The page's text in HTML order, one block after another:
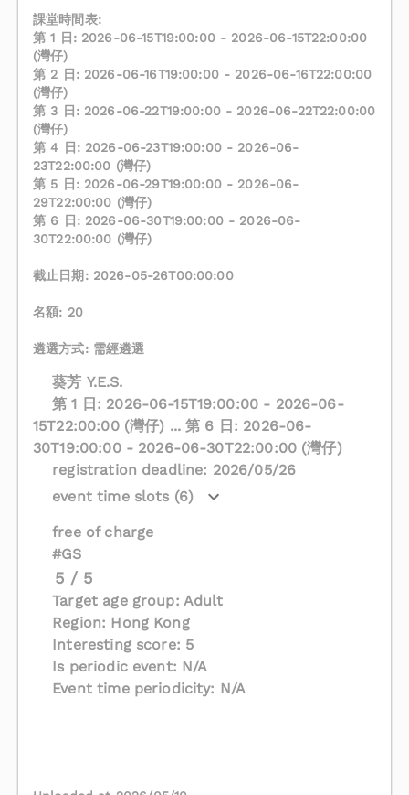
課堂時間表:
第 1 日: 2026-06-15T19:00:00 - 2026-06-15T22:00:00
(灣仔)
第 2 日: 2026-06-16T19:00:00 - 2026-06-16T22:00:00
(灣仔)
第 3 日: 2026-06-22T19:00:00 - 2026-06-22T22:00:00
(灣仔)
第 4 日: 2026-06-23T19:00:00 - 2026-06-
23T22:00:00 (灣仔)
第 5 日: 2026-06-29T19:00:00 - 2026-06-
29T22:00:00 (灣仔)
第 6 日: 2026-06-30T19:00:00 - 2026-06-
30T22:00:00 (灣仔)
截止日期: 2026-05-26T00:00:00
名額: 20
遴選方式: 需經遴選
葵芳 Y.E.S.
第 1 日: 2026-06-15T19:00:00 - 2026-06-
15T22:00:00 (灣仔) ... 第 6 日: 2026-06-
30T19:00:00 - 2026-06-30T22:00:00 (灣仔)
registration deadline: 2026/05/26
event time slots (6)
free of charge
#GS
5 / 5
Target age group: Adult
Region: Hong Kong
Interesting score: 5
Is periodic event: N/A
Event time periodicity: N/A